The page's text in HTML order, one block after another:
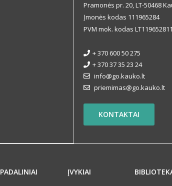
Pramonės pr. 20, LT-50468
Įmonės kodas 111965284
PVM mok. kodas LT119652811
+ 370 600 50 275
+ 370 37 35 23 24
info@go.kauko.lt
priemimas@go.kauko.lt
KONTAKTAI
PADALINIAI ĮVYKIAI